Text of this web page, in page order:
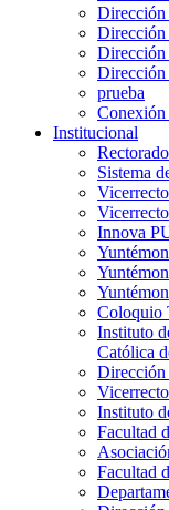
Dirección
Dirección
Dirección
Dirección
prueba
Conexión
Institucional
Rectorado
Sistema
Innova
Coloquio
Instituto
Católica
Dirección
Instituto
Facultad
Facultad